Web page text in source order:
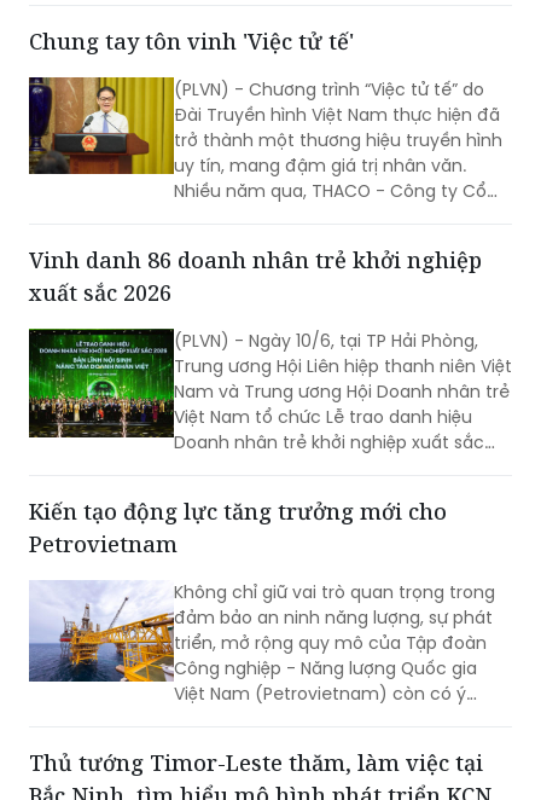
(PLVN) - Chương trình “Việc tử tế” do
Đài Truyền hình Việt Nam thực hiện đã
trở thành một thương hiệu truyền hình
uy tín, mang đậm giá trị nhân văn.
Nhiều năm qua, THACO - Công ty Cổ
phần Tập đoàn Trường Hải đồng hành
cùng VTV với mong muốn lan tỏa
những hành động đẹp, những tấm
Vinh danh 86 doanh nhân trẻ khởi nghiệp
(PLVN) - Ngày 10/6, tại TP Hải Phòng,
Nam và Trung ương Hội Doanh nhân trẻ
Việt Nam tổ chức Lễ trao danh hiệu
Doanh nhân trẻ khởi nghiệp xuất sắc
2026.
Kiến tạo động lực tăng trưởng mới cho
Không chỉ giữ vai trò quan trọng trong
đảm bảo an ninh năng lượng, sự phát
triển, mở rộng quy mô của Tập đoàn
Công nghiệp - Năng lượng Quốc gia
Việt Nam (Petrovietnam) còn có ý
nghĩa quyết định tới mục tiêu tăng
trưởng cao của nền kinh tế.
Thủ tướng Timor-Leste thăm, làm việc tại
VSIP